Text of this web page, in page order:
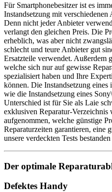
Für Smartphonebesitzer ist es
Instandsetzung mit verschiedenen
Denn nicht jeder Anbieter
verlangt den gleichen Preis. Die
erheblich, was aber nicht
schlecht und teure Anbieter gut
Ersatzteile verwendet. Außerdem
welche sich nur auf gewisse
spezialisiert haben und Ihre
können. Die Instandsetzung eines
wie die Instandsetzung eines
Unterschied ist für Sie als Laie
exklusiven Reparatur-Verzeichnis
aufgenommen, welche günstige
Reparaturzeiten garantieren, eine
unsere verdeckten Tests
Der optimale
Defektes Handy